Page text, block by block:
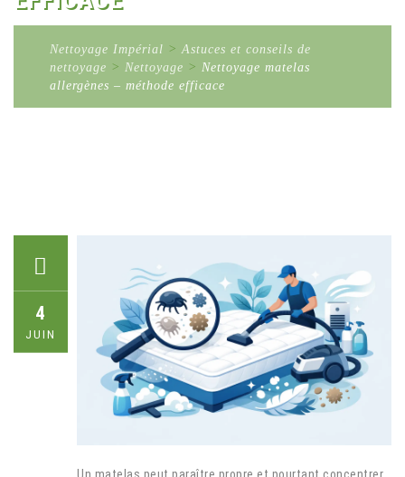
Nettoyage Impérial >Astuces et conseils de
nettoyage > Nettoyage > Nettoyage matelas
allergènes – méthode efficace
4
JUIN